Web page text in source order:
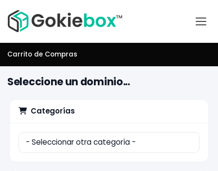
Carrito de Compras
Seleccione un dominio...
Categorías